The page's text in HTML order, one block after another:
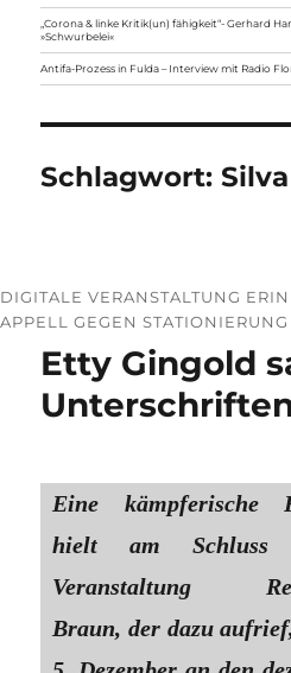
„Corona & linke Kritik(un) fähigkeit“- Gerhard
»Schwurbelei«
Antifa-Prozess in Fulda – Interview mit Radio
Schlagwort:
DIGITALE VERANSTALTUNG
APPELL GEGEN
Etty Gingold
Eine kämpferische
hielt am Schluss
Veranstaltung
Braun, der dazu